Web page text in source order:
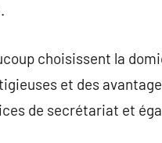
choisissent la
et des
de secrétariat et